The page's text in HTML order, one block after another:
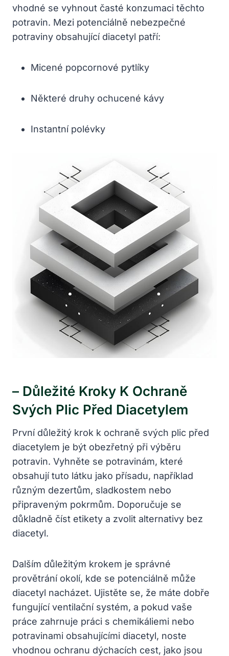
vhodné se vyhnout časté konzumaci těchto
potravin. Mezi potenciálně nebezpečné
potraviny obsahující diacetyl patří:
Micené popcornové pytlíky
Některé druhy ochucené kávy
Instantní polévky
– Důležité Kroky K Ochraně
Svých Plic Před Diacetylem
První důležitý krok k ochraně svých plic před
diacetylem je být obezřetný při výběru
potravin. Vyhněte se potravinám, které
obsahují tuto látku jako přísadu, například
různým dezertům, sladkostem nebo
připraveným pokrmům. Doporučuje se
důkladně číst etikety a zvolit alternativy bez
diacetyl.
Dalším důležitým krokem je správné
provětrání okolí, kde se potenciálně může
diacetyl nacházet. Ujistěte se, že máte dobře
fungující ventilační systém, a pokud vaše
práce zahrnuje práci s chemikáliemi nebo
potravinami obsahujícími diacetyl, noste
vhodnou ochranu dýchacích cest, jako jsou